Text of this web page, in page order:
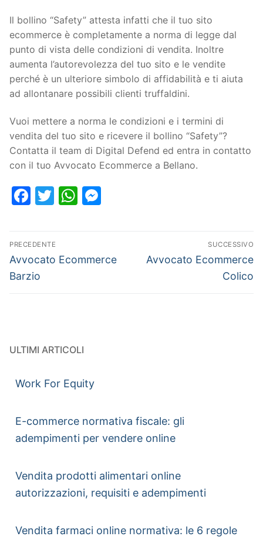
Il bollino “Safety” attesta infatti che il tuo sito
ecommerce è completamente a norma di legge dal
punto di vista delle condizioni di vendita. Inoltre
aumenta l’autorevolezza del tuo sito e le vendite
perché è un ulteriore simbolo di affidabilità e ti aiuta
ad allontanare possibili clienti truffaldini.
Vuoi mettere a norma le condizioni e i termini di
vendita del tuo sito e ricevere il bollino “Safety”?
Contatta il team di Digital Defend ed entra in contatto
con il tuo Avvocato Ecommerce a Bellano.
Facebook
TwitterWhatsApp
PRECEDENTE
Avvocato Ecommerce
Barzio
SUCCESSIVO
Avvocato Ecommerce
Colico
ULTIMI ARTICOLI
Work For Equity
E-commerce normativa fiscale: gli
adempimenti per vendere online
Vendita prodotti alimentari online
autorizzazioni, requisiti e adempimenti
Vendita farmaci online normativa: le 6 regole